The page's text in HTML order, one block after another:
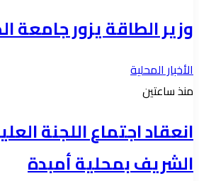
وزير الطاقة يزور جامعة
الأخبار المحلية
منذ ساعتين
انعقاد اجتماع اللجنة
الشريف بمحلية أمبدة